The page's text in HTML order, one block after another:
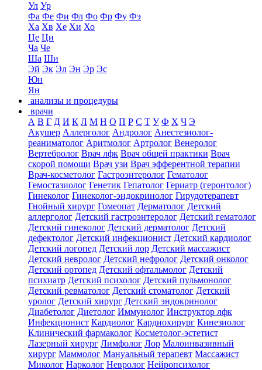
Ул Ур
Фа Фе Фи Фл Фо Фр Фу Фэ
Ха Хв Хе Хи Хо
Це Ци
Ча Че
Ша Ши
Эй Эк Эл Эн Эр Эс
Юн
Ян
анализы и процедуры
врачи
А В Г Д И К Л М Н О П Р С Т У Ф Х Ч Э
Акушер Аллерголог Андролог Анестезиолог-
реаниматолог Аритмолог Артролог Венеролог
Вертебролог Врач лфк Врач общей практики Врач
скорой помощи Врач узи Врач эфферентной терапии
Врач-косметолог Гастроэнтеролог Гематолог
Гемостазиолог Генетик Гепатолог Гериатр (геронтолог)
Гинеколог Гинеколог-эндокринолог Гирудотерапевт
Гнойный хирург Гомеопат Дерматолог Детский
аллерголог Детский гастроэнтеролог Детский гематолог
Детский гинеколог Детский дерматолог Детский
дефектолог Детский инфекционист Детский кардиолог
Детский логопед Детский лор Детский массажист
Детский невролог Детский нефролог Детский онколог
Детский ортопед Детский офтальмолог Детский
психиатр Детский психолог Детский пульмонолог
Детский ревматолог Детский стоматолог Детский
уролог Детский хирург Детский эндокринолог
Диабетолог Диетолог Иммунолог Инструктор лфк
Инфекционист Кардиолог Кардиохирург Кинезиолог
Клинический фармаколог Косметолог-эстетист
Лазерный хирург Лимфолог Лор Малоинвазивный
хирург Маммолог Мануальный терапевт Массажист
Миколог Нарколог Невролог Нейропсихолог